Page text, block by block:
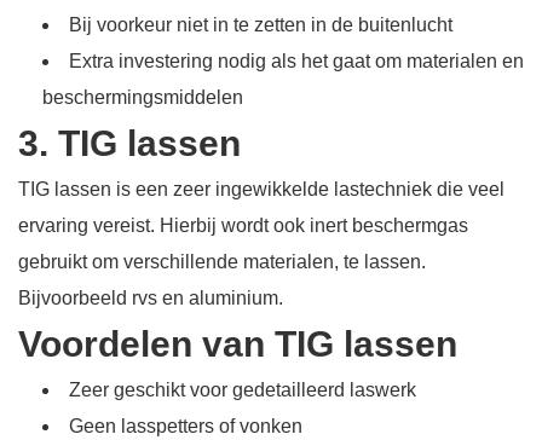
Bij voorkeur niet in te zetten in de buitenlucht
Extra investering nodig als het gaat om materialen en
beschermingsmiddelen
3. TIG lassen
TIG lassen is een zeer ingewikkelde lastechniek die veel
ervaring vereist. Hierbij wordt ook inert beschermgas
gebruikt om verschillende materialen, te lassen.
Bijvoorbeeld rvs en aluminium.
Voordelen van TIG lassen
Zeer geschikt voor gedetailleerd laswerk
Geen lasspetters of vonken